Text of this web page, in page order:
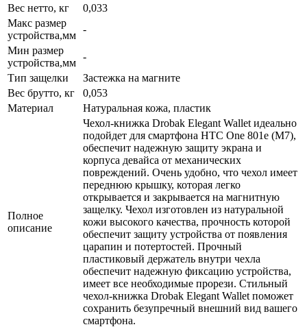
Вес нетто, кг
0,033
Макс размер
устройства,мм
-
Мин размер
устройства,мм
-
Тип защелки
Застежка на магните
Вес брутто, кг
0,053
Материал
Натуральная кожа, пластик
Полное
описание
Чехол-книжка Drobak Elegant Wallet идеально
подойдет для смартфона HTC One 801e (M7),
обеспечит надежную защиту экрана и
корпуса девайса от механических
повреждений. Очень удобно, что чехол имеет
переднюю крышку, которая легко
открывается и закрывается на магнитную
защелку. Чехол изготовлен из натуральной
кожи высокого качества, прочность которой
обеспечит защиту устройства от появления
царапин и потертостей. Прочный
пластиковый держатель внутри чехла
обеспечит надежную фиксацию устройства,
имеет все необходимые прорези. Стильный
чехол-книжка Drobak Elegant Wallet поможет
сохранить безупречный внешний вид вашего
смартфона.